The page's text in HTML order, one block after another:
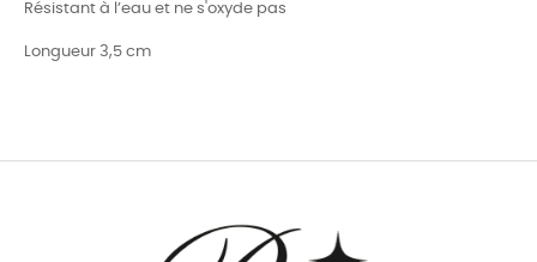
Résistant à l’eau et ne s'oxyde pas
Longueur 3,5 cm